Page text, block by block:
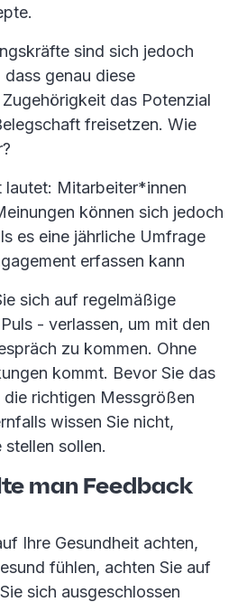
sind sich jedoch
dass genau diese
das Potenzial
freisetzen. Wie
Mitarbeiter*innen
können sich jedoch
es eine jährliche Umfrage
erfassen kann
sich auf regelmäßige
- verlassen, um mit den
zu kommen. Ohne
kommt. Bevor Sie das
richtigen Messgrößen
wissen Sie nicht,
stellen sollen.
man Feedback
Ihre Gesundheit achten,
fühlen, achten Sie auf
sich ausgeschlossen